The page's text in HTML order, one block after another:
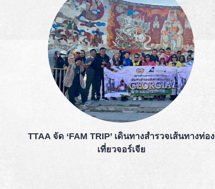
TTAA จัด ‘FAM TRIP’ เดินทางสำรวจเส้นทางท่อง
เที่ยวจอร์เจีย